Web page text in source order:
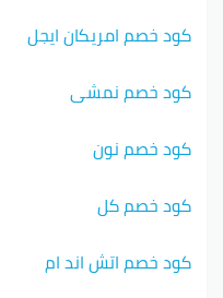
كود خصم امريكان ايجل
كود خصم نمشي
كود خصم نون
كود خصم كل
كود خصم اتش اند ام